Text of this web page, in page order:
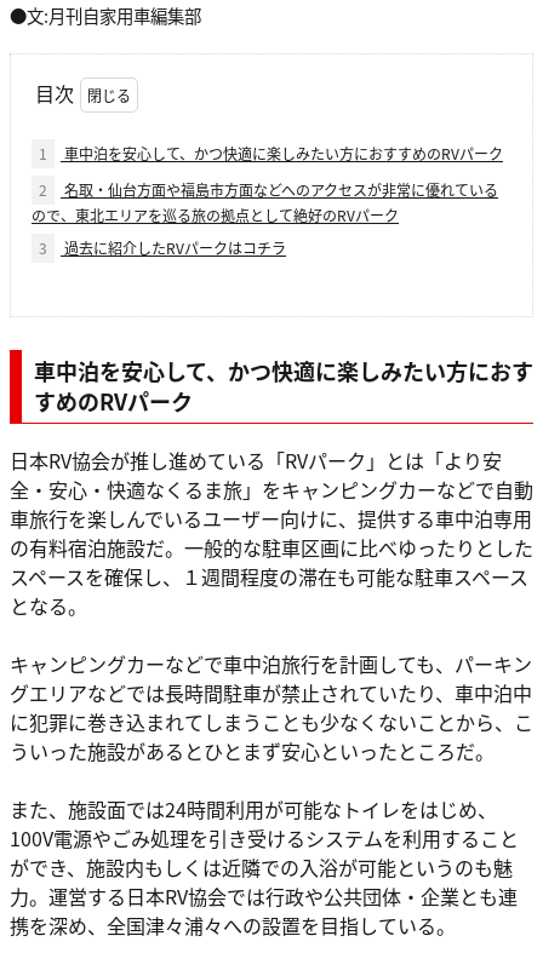
●文:月刊自家用車編集部
目次
1
車中泊を安心して、かつ快適に楽しみたい方におすすめのRVパーク
2
名取・仙台方面や福島市方面などへのアクセスが非常に優れている
ので、東北エリアを巡る旅の拠点として絶好のRVパーク
3
過去に紹介したRVパークはコチラ
車中泊を安心して、かつ快適に楽しみたい方におす
すめのRVパーク
日本RV協会が推し進めている「RVパーク」とは「より安
全・安心・快適なくるま旅」をキャンピングカーなどで自動
車旅行を楽しんでいるユーザー向けに、提供する車中泊専用
の有料宿泊施設だ。一般的な駐車区画に比べゆったりとした
スペースを確保し、１週間程度の滞在も可能な駐車スペース
となる。
キャンピングカーなどで車中泊旅行を計画しても、パーキン
グエリアなどでは長時間駐車が禁止されていたり、車中泊中
に犯罪に巻き込まれてしまうことも少なくないことから、こ
ういった施設があるとひとまず安心といったところだ。
また、施設面では24時間利用が可能なトイレをはじめ、
100V電源やごみ処理を引き受けるシステムを利用すること
ができ、施設内もしくは近隣での入浴が可能というのも魅
力。運営する日本RV協会では行政や公共団体・企業とも連
携を深め、全国津々浦々への設置を目指している。